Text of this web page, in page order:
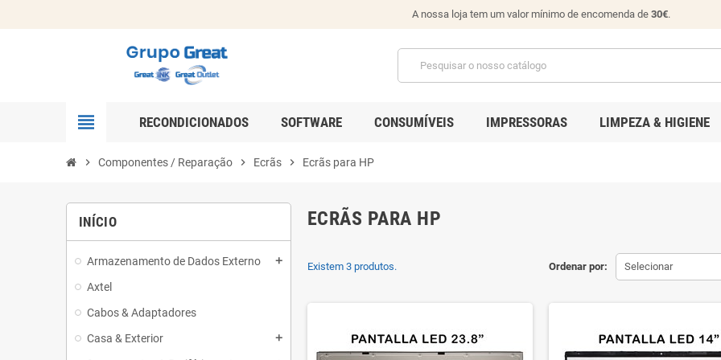
A nossa loja tem um valor mínimo de encomenda de 30€.
view_headline RECONDICIONADOS SOFTWARE CONSUMÍVEIS IMPRESSORAS LIMPEZA & HIGIENE
chevron_right Componentes / Reparação chevron_right Ecrãs chevron_right Ecrãs para HP
INÍCIO
Armazenamento de Dados Externo add
Axtel
Cabos & Adaptadores
Casa & Exterior
add
ECRÃS PARA HP
Ordenar por: Selecionar
Existem 3 produtos.